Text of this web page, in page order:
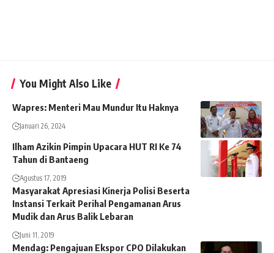
You Might Also Like
Wapres: Menteri Mau Mundur Itu Haknya
Januari 26, 2024
Ilham Azikin Pimpin Upacara HUT RI Ke 74
Tahun di Bantaeng
Agustus 17, 2019
Masyarakat Apresiasi Kinerja Polisi Beserta
Instansi Terkait Perihal Pengamanan Arus
Mudik dan Arus Balik Lebaran
Juni 11, 2019
Mendag: Pengajuan Ekspor CPO Dilakukan